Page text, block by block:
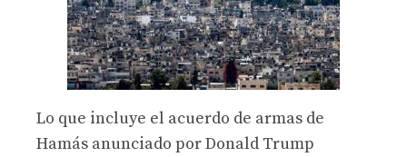
Lo que incluye el acuerdo de armas de
Hamás anunciado por Donald Trump